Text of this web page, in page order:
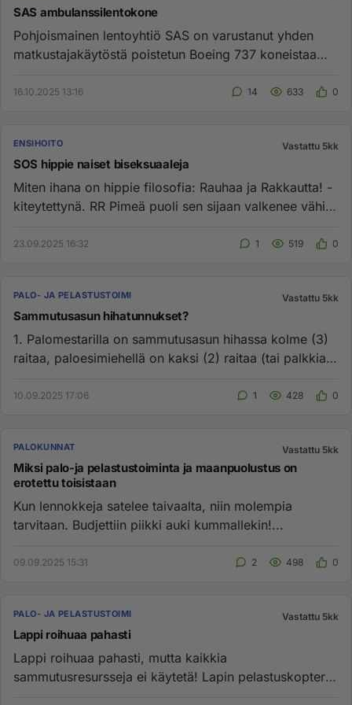
SAS ambulanssilentokone
Pohjoismainen lentoyhtiö SAS on varustanut yhden
matkustajakäytöstä poistetun Boeing 737 koneistaa
16.10.2025 13:16 14 633 0
ENSIHOITO Vastattu 5kk
SOS hippie naiset biseksuaaleja
Miten ihana on hippie filosofia: Rauhaa ja Rakkautta! -
kiteytettynä. RR Pimeä puoli sen sijaan valkenee vähin
23.09.2025 16:32 1 519 0
PALO- JA PELASTUSTOIMI Vastattu 5kk
Sammutusasun hihatunnukset?
1. Palomestarilla on sammutusasun hihassa kolme (3)
raitaa, paloesimiehellä on kaksi (2) raitaa (tai palkkia
10.09.2025 17:06 1 428 0
PALOKUNNAT Vastattu 5kk
Miksi palo-ja pelastustoiminta ja maanpuolustus on
erotettu toisistaan
Kun lennokkeja satelee taivaalta, niin molempia
tarvitaan. Budjettiin piikki auki kummallekin!...
09.09.2025 15:31 2 498 0
PALO- JA PELASTUSTOIMI Vastattu 5kk
Lappi roihuaa pahasti
Lappi roihuaa pahasti, mutta kaikkia
sammutusresursseja ei käytetä! Lapin pelastuskopteri